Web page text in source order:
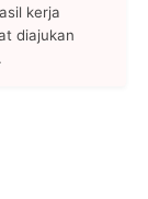
kerja
diajukan